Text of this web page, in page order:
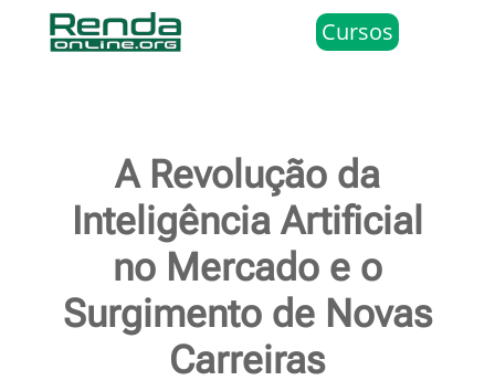
Cursos
A Revolução da
Inteligência Artificial
no Mercado e o
Surgimento de Novas
Carreiras